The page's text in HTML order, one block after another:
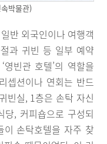
박물관)
반 외국인이나 여행객
과 귀빈 등 일부 예약
빈관 호텔’의 역할을
셉션이나 연회는 반드
빈실, 1층은 손탁 자신
당, 커피숍으로 구성되
이 손탁호텔을 자주 찾